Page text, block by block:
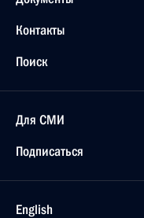
Контакты
Поиск
Для СМИ
Подписаться
English